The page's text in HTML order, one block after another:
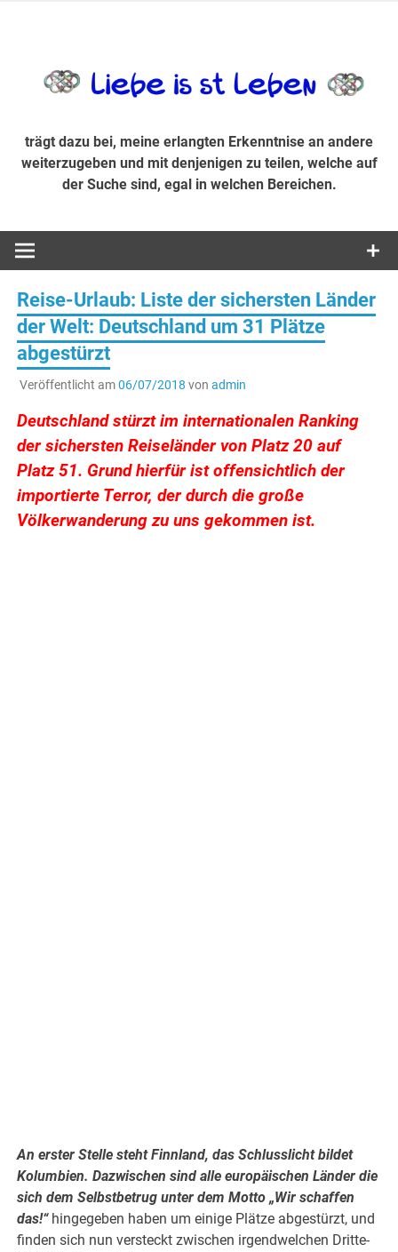
Suche sind, egal in welchen Bereichen.
trägt dazu bei, meine erlangten Erkenntnise an andere
weiterzugeben und mit denjenigen zu teilen, welche auf
der Suche sind, egal in welchen Bereichen.
Reise-Urlaub: Liste der sichersten Länder
der Welt: Deutschland um 31 Plätze
abgestürzt
Veröffentlicht am06/07/2018 von admin
Deutschland stürzt im internationalen Ranking
der sichersten Reiseländer von Platz 20 auf
Platz 51. Grund hierfür ist offensichtlich der
importierte Terror, der durch die große
Völkerwanderung zu uns gekommen ist.
An erster Stelle steht Finnland, das Schlusslicht bildet
Kolumbien. Dazwischen sind alle europäischen Länder die
sich dem Selbstbetrug unter dem Motto „Wir schaffen
das!“ hingegeben haben um einige Plätze abgestürzt, und
finden sich nun versteckt zwischen irgendwelchen Dritte-